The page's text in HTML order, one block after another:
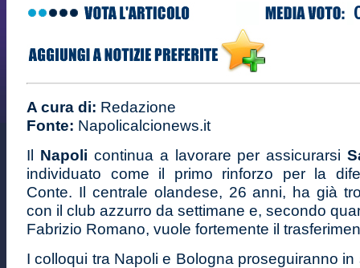
A cura di: Redazione
Fonte: Napolicalcionews.it
Il Napoli continua a lavorare per assicurarsi
individuato come il primo rinforzo per la
Conte. Il centrale olandese, 26 anni, ha già
con il club azzurro da settimane e, secondo
Fabrizio Romano, vuole fortemente il
I colloqui tra Napoli e Bologna proseguiranno in